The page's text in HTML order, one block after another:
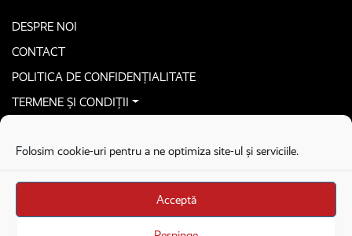
Folosim cookie-uri pentru a ne optimiza site-ul și serviciile.
Acceptă
DESPRE NOI
CONTACT
POLITICA DE CONFIDENȚIALITATE
TERMENE ȘI CONDIȚII
Stega creative
Brandul Recorder e operat de Asociația Recorder Community, sub licența SC